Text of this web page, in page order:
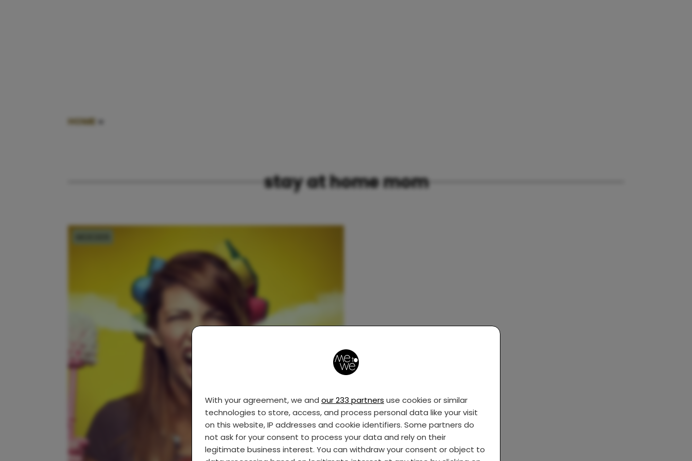
With your agreement, we and our 233 partners use cookies or similar
technologies to store, access, and process personal data like your visit
on this website, IP addresses and cookie identifiers. Some partners do
not ask for your consent to process your data and rely on their
legitimate business interest. You can withdraw your consent or object to
HOME »
stay at home mom